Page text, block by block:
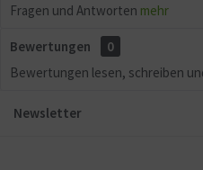
Fragen und Antworten mehr
Bewertungen
0
Bewertungen lesen, schreiben
Newsletter